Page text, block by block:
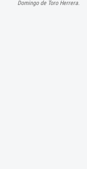
Domingo de Toro Herrera.